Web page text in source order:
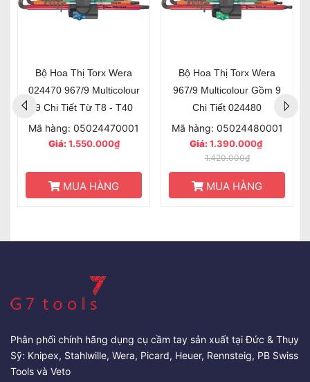
Bộ Hoa Thị Torx Wera
024470 967/9 Multicolour
9 Chi Tiết Từ T8 - T40
Mã hàng: 05024470001
Giá:1.550.000₫
MUA HÀNG
Bộ Hoa Thị Torx Wera
967/9 Multicolour Gồm 9
Chi Tiết 024480
Mã hàng: 05024480001
Giá:1.390.000₫
1.420.000₫
MUA HÀNG
Phân phối chính hãng dụng cụ cầm tay sản xuất tại Đức & Thụy
Sỹ: Knipex, Stahlwille, Wera, Picard, Heuer, Rennsteig, PB Swiss
Tools và Veto